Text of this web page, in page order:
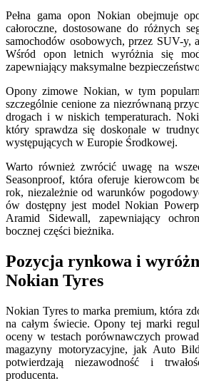
Pełna gama opon Nokian obejmuje
całoroczne, dostosowane do różnych
samochodów osobowych, przez SUV-y,
Wśród opon letnich wyróżnia się
zapewniający maksymalne
Opony zimowe Nokian, w tym
szczególnie cenione za niezrównaną
drogach i w niskich temperaturach.
który sprawdza się doskonale w
występujących w Europie Środkowej.
Warto również zwrócić uwagę na
Seasonproof, która oferuje kierowcom
rok, niezależnie od warunków
ów dostępny jest model Nokian
Aramid Sidewall, zapewniający
bocznej części bieżnika.
Pozycja rynkowa i
Nokian Tyres
Nokian Tyres to marka premium, która
na całym świecie. Opony tej marki
oceny w testach porównawczych
magazyny motoryzacyjne, jak Auto
potwierdzają niezawodność i
producenta.